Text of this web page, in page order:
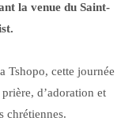
la venue du Saint-
Tshopo, cette journée
d’adoration et
chrétiennes.